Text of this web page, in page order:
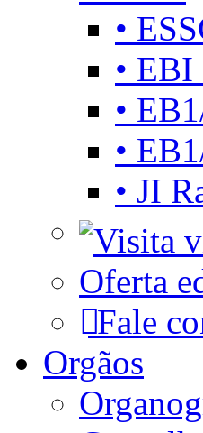
•
•
•
•
• JI
Oferta
Fale
Orgãos